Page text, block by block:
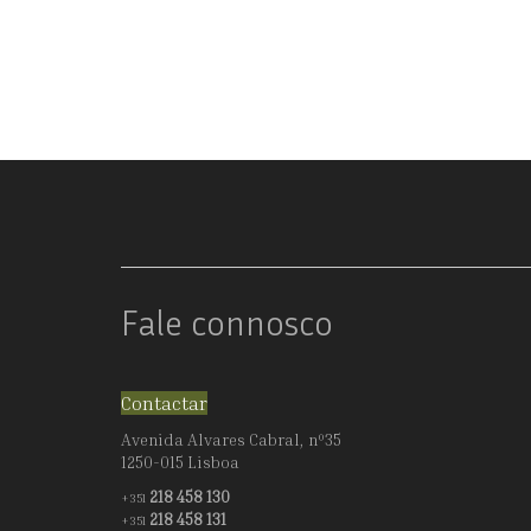
Fale connosco
Contactar
Avenida Alvares Cabral, nº35
1250-015 Lisboa
+351 218 458 130
+351 218 458 131